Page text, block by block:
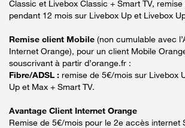
Classic et Livebox Classic + Smart TV,
pendant 12 mois sur Livebox Up et Livebox
Remise client Mobile (non cumulable avec
Internet Orange), pour un client Mobile
souscrivant à partir d’orange.fr :
Fibre/ADSL : remise de 5€/mois sur Livebox
Up et Max + Smart TV.
Avantage Client Internet Orange
Remise de 5€/mois pour le 2e accès internet